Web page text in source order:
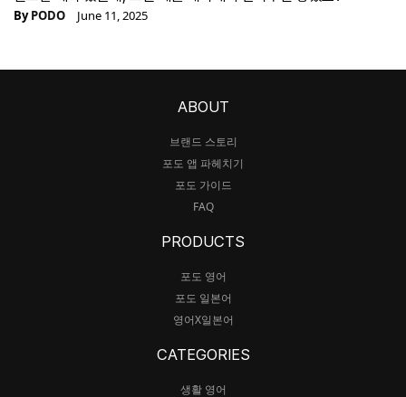
ByPODO June 11, 2025
ABOUT
브랜드 스토리
포도 앱 파헤치기
포도 가이드
FAQ
PRODUCTS
포도 영어
포도 일본어
영어X일본어
CATEGORIES
생활 영어